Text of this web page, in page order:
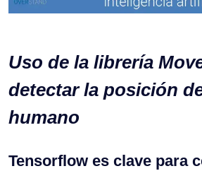
Uso de la librería
detectar la posición
humano
Tensorflow es clave para